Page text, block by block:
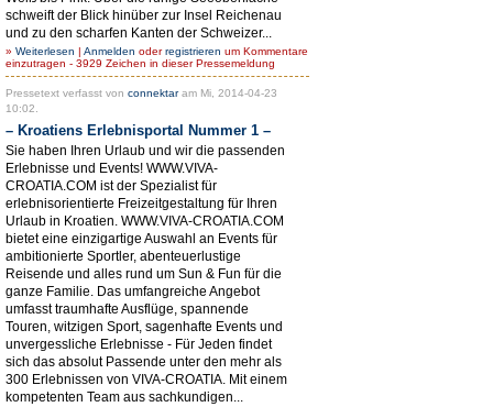
schweift der Blick hinüber zur Insel Reichenau
und zu den scharfen Kanten der Schweizer...
» Weiterlesen | Anmelden oderregistrieren um Kommentare
einzutragen - 3929 Zeichen in dieser Pressemeldung
Pressetext verfasst von connektaram Mi, 2014-04-23
10:02.
– Kroatiens Erlebnisportal Nummer 1 –
Sie haben Ihren Urlaub und wir die passenden
Erlebnisse und Events! WWW.VIVA-
CROATIA.COM ist der Spezialist für
erlebnisorientierte Freizeitgestaltung für Ihren
Urlaub in Kroatien. WWW.VIVA-CROATIA.COM
bietet eine einzigartige Auswahl an Events für
ambitionierte Sportler, abenteuerlustige
Reisende und alles rund um Sun & Fun für die
ganze Familie. Das umfangreiche Angebot
umfasst traumhafte Ausflüge, spannende
Touren, witzigen Sport, sagenhafte Events und
unvergessliche Erlebnisse - Für Jeden findet
sich das absolut Passende unter den mehr als
300 Erlebnissen von VIVA-CROATIA. Mit einem
kompetenten Team aus sachkundigen...